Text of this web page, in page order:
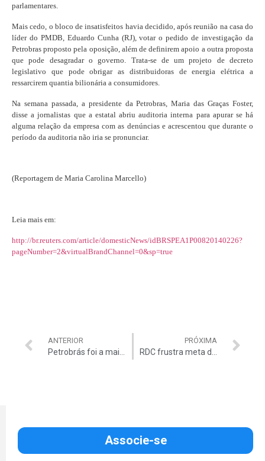
parlamentares.
Mais cedo, o bloco de insatisfeitos havia decidido, após reunião na casa do
líder do PMDB, Eduardo Cunha (RJ), votar o pedido de investigação da
Petrobras proposto pela oposição, além de definirem apoio a outra proposta
que pode desagradar o governo. Trata-se de um projeto de decreto
legislativo que pode obrigar as distribuidoras de energia elétrica a
ressarcirem quantia bilionária a consumidores.
Na semana passada, a presidente da Petrobras, Maria das Graças Foster,
disse a jornalistas que a estatal abriu auditoria interna para apurar se há
alguma relação da empresa com as denúncias e acrescentou que durante o
período da auditoria não iria se pronunciar.
(Reportagem de Maria Carolina Marcello)
Leia mais em:
http://br.reuters.com/article/domesticNews/idBRSPEA1P00820140226?
pageNumber=2&virtualBrandChannel=0&sp=true
ANTERIOR PRÓXIMA
Associe-se